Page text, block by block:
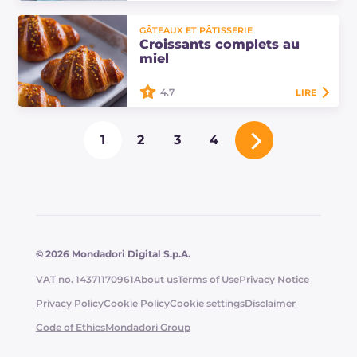
crêpes salées gratinées et enrichies
d'une sauce au fromage veloutée et
aromatique.
GÂTEAUX ET PÂTISSERIE
Croissants complets au
miel
Les croissants complets au miel
sont une délicieuse alternative aux
croissants et brioches pour un petit-
4.7 LIRE
1 2 3 4
© 2026 Mondadori Digital S.p.A.
VAT no. 14371170961About usTerms of UsePrivacy Notice
Privacy PolicyCookie PolicyCookie settingsDisclaimer
Code of EthicsMondadori Group